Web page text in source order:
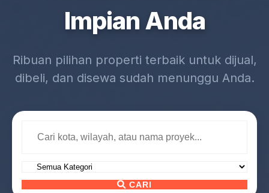
Impian Anda
Ribuan pilihan properti terbaik untuk dijual,
dibeli, dan disewa sudah menunggu Anda.
CARI